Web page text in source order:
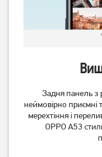
Смартфон Xiaomi
Note 14S 8/256GB NFC
Ocean Blue (Global) (із
зарядним пристроєм)
12 469грн
10 939
Задня панель з
неймовірно приємні
мерехтіння і
OPPO A53